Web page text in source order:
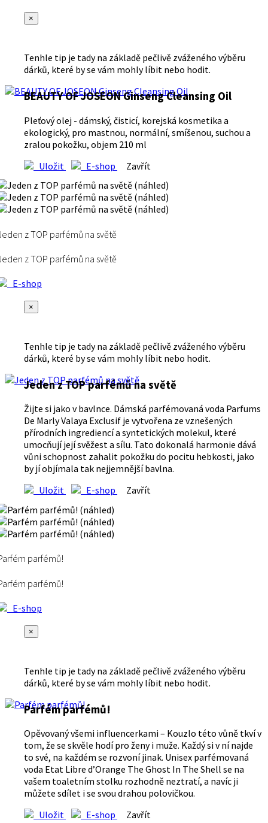
×
Tenhle tip je tady na základě pečlivě zváženého výběru
dárků, které by se vám mohly líbit nebo hodit.
BEAUTY OF JOSEON Ginseng Cleansing Oil
Pleťový olej - dámský, čisticí, korejská kosmetika a
ekologický, pro mastnou, normální, smíšenou, suchou a
zralou pokožku, objem 210 ml
Uložit
E-shop Zavřít
z TOP parfémů na světě
z TOP parfémů na světě
E-shop
×
Tenhle tip je tady na základě pečlivě zváženého výběru
dárků, které by se vám mohly líbit nebo hodit.
Jeden z TOP parfémů na světě
Žijte si jako v bavlnce. Dámská parfémovaná voda Parfums
De Marly Valaya Exclusif je vytvořena ze vznešených
přírodních ingrediencí a syntetických molekul, které
umocňují její svěžest a sílu. Tato dokonalá harmonie dává
vůni schopnost zahalit pokožku do pocitu hebkosti, jako
by jí objímala tak nejjemnější bavlna.
Uložit
E-shop Zavřít
parfémů!
parfémů!
E-shop
×
Tenhle tip je tady na základě pečlivě zváženého výběru
dárků, které by se vám mohly líbit nebo hodit.
Parfém parfémů!
Opěvovaný všemi influencerkami – Kouzlo této vůně tkví v
tom, že se skvěle hodí pro ženy i muže. Každý si v ní najde
to své, na každém se rozvoní jinak. Unisex parfémovaná
voda Etat Libre d’Orange The Ghost In The Shell se na
vašem toaletním stolku rozhodně neztratí, a navíc ji
můžete sdílet i se svou drahou polovičkou.
Uložit
E-shop
Zavřít